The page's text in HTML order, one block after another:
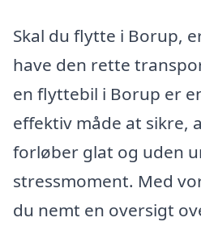
Skal du flytte i Borup,
have den rette
en flyttebil i Borup er
effektiv måde at sikre,
forløber glat og uden
stressmoment. Med
du nemt en oversigt